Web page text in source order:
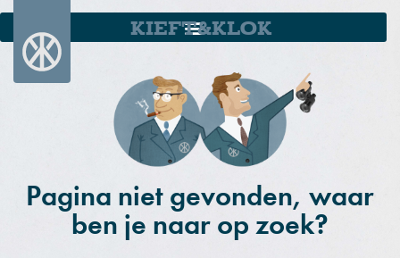
KIEFT&KLOK
Pagina niet gevonden, waar
ben je naar op zoek?